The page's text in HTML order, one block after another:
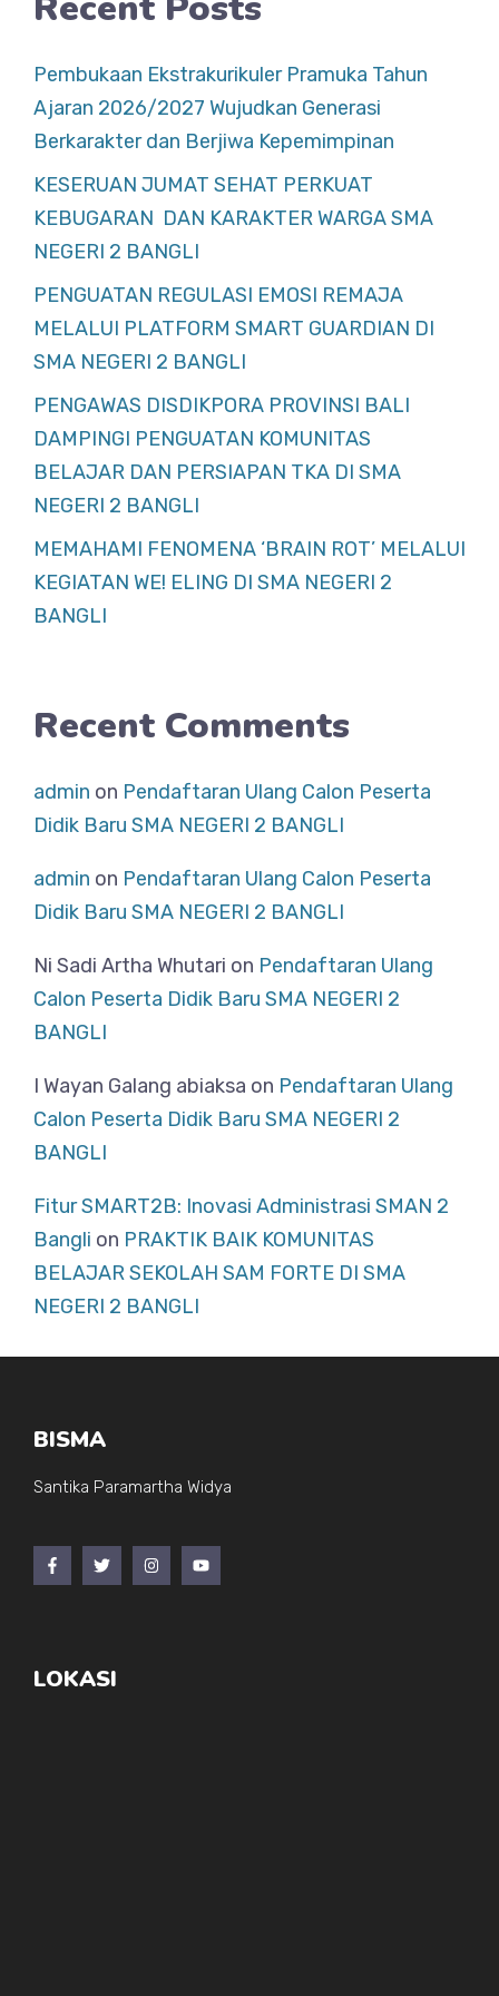
Pembukaan Ekstrakurikuler Pramuka Tahun
Ajaran 2026/2027 Wujudkan Generasi
Berkarakter dan Berjiwa Kepemimpinan
KESERUAN JUMAT SEHAT PERKUAT
KEBUGARAN DAN KARAKTER WARGA SMA
NEGERI 2 BANGLI
PENGUATAN REGULASI EMOSI REMAJA
MELALUI PLATFORM SMART GUARDIAN DI
SMA NEGERI 2 BANGLI
PENGAWAS DISDIKPORA PROVINSI BALI
DAMPINGI PENGUATAN KOMUNITAS
BELAJAR DAN PERSIAPAN TKA DI SMA
NEGERI 2 BANGLI
MEMAHAMI FENOMENA ‘BRAIN ROT’ MELALUI
KEGIATAN WE! ELING DI SMA NEGERI 2
BANGLI
Recent Comments
admin on Pendaftaran Ulang Calon Peserta
Didik Baru SMA NEGERI 2 BANGLI
admin on Pendaftaran Ulang Calon Peserta
Didik Baru SMA NEGERI 2 BANGLI
Ni Sadi Artha Whutari on Pendaftaran Ulang
Calon Peserta Didik Baru SMA NEGERI 2
BANGLI
I Wayan Galang abiaksa on Pendaftaran Ulang
Calon Peserta Didik Baru SMA NEGERI 2
BANGLI
Fitur SMART2B: Inovasi Administrasi SMAN 2
Bangli on PRAKTIK BAIK KOMUNITAS
BELAJAR SEKOLAH SAM FORTE DI SMA
NEGERI 2 BANGLI
BISMA
Santika Paramartha Widya
LOKASI